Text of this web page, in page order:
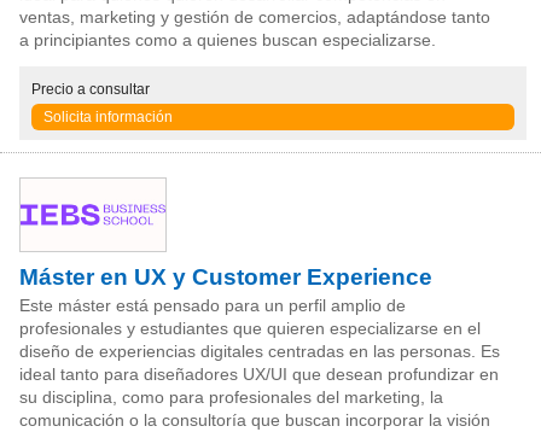
ventas, marketing y gestión de comercios, adaptándose tanto
a principiantes como a quienes buscan especializarse.
Precio a consultar
Solicita información
Máster en UX y Customer Experience
Este máster está pensado para un perfil amplio de
profesionales y estudiantes que quieren especializarse en el
diseño de experiencias digitales centradas en las personas. Es
ideal tanto para diseñadores UX/UI que desean profundizar en
su disciplina, como para profesionales del marketing, la
comunicación o la consultoría que buscan incorporar la visión